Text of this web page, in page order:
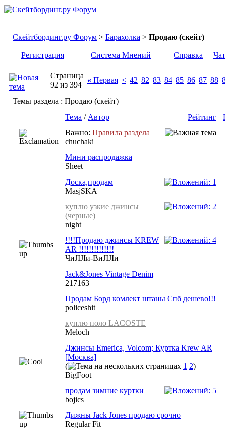
Скейтбординг.ру Форум > Барахолка > Продаю (скейт)
Регистрация Система Мнений Справка Чат
Страница
92 из 394
« Первая < 42 82 83 84 85 86 87 88
Темы раздела : Продаю (скейт)
Рейтинг
Тема / Автор
Важно: Правила раздела
chuchaki
Мини распродажка
Sheet
Доска,продам
MasjSKA
куплю узкие джинсы
(черные)
night_
!!!!Продаю джинсы KREW
AR !!!!!!!!!!!!!!
ЧиJIJIи-ВиJIJIи
Jack&Jones Vintage Denim
217163
Продам Борд комлект штаны Спб дешево!!!
policeshit
куплю поло LACOSTE
Meloch
Джинсы Emerica, Volcom; Куртка Krew AR
[Москва]
(
1 2)
BigFoot
продам зимние куртки
bojics
Дижны Jack Jones продаю срочно
Regular Fit